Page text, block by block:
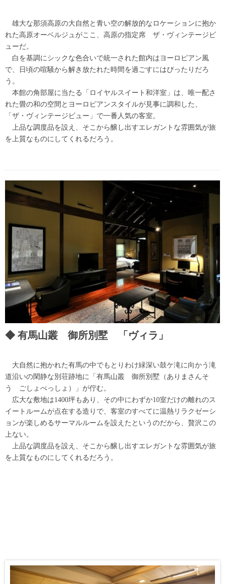
雄大な那須高原の大自然と青い空の解放的なロケーションに抱か
れた高原オーベルジュがここ、高原の指定席 ザ・ヴィンテージビ
ューだ。
白を基調にシックな色合いで統一された館内はヨーロピアン風
で、日頃の喧騒から解き放たれた時間を過ごすにはぴったりだろ
う。
本館の角部屋に当たる「ロイヤルスイート和洋室」は、唯一配さ
れた畳の和の空間とヨーロピアンスタイルが見事に調和した、
「ザ・ヴィンテージビュー」で一番人気の客室。
上品な調度品を設え、そこから醸し出すエレガントな雰囲気が旅
を上質なものにしてくれるだろう。
有馬山叢 御所別墅 「ヴィラ」
大自然に抱かれた有馬の中でもとりわけ緑深い鼓ケ滝に向かう滝
道沿いの閑静な別荘跡地に「有馬山叢 御所別墅（ありまさんそ
う ごしょべっしょ）」が佇む。
広大な敷地は1400坪もあり、その中にわずか10室だけの離れのス
イートルームが点在する造りで、客室のすべてに温熱リラクゼーシ
ョンが楽しめるサーマルルームを設えたというのだから、贅沢この
上ない。
上品な調度品を設え、そこから醸し出すエレガントな雰囲気が旅
を上質なものにしてくれるだろう。